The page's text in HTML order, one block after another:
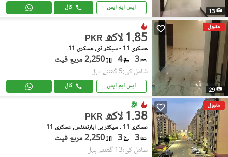
13 ایس ایم ایس کال
مقبول
29
PKR 1.85 لاکھ
عسکری 11 - سیکٹر ڈی, عسکری 11
3
4 2,250 مربع فیٹ
شامل کی:5 گھنٹے پہل
ایس ایم ایس کال
مقبول
PKR 1.38 لاکھ
عسکری 11 ۔ سیکٹر بی اپارٹمنٹس, عسکری 11
3
3 2,250 مربع فیٹ
شامل کی:13 گھنٹے پہل